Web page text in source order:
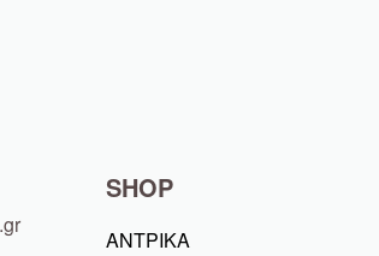
SHOP
ΑΝΤΡΙΚΑ